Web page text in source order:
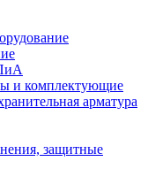
и комплектующие
арматура
защитные